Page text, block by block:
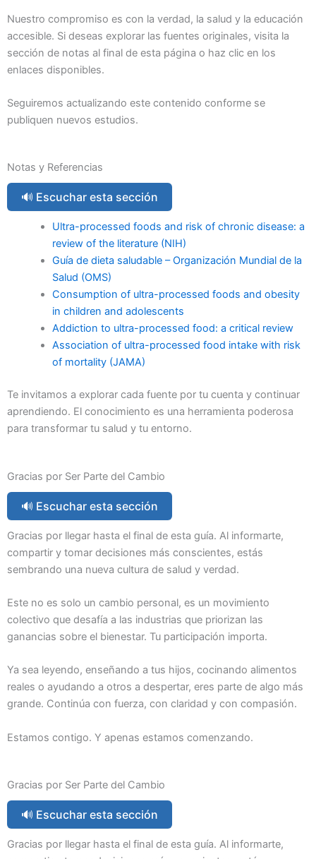
Nuestro compromiso es con la verdad, la salud y la educación
accesible. Si deseas explorar las fuentes originales, visita la
sección de notas al final de esta página o haz clic en los
enlaces disponibles.
Seguiremos actualizando este contenido conforme se
publiquen nuevos estudios.
Notas y Referencias
🔊 Escuchar esta sección
Ultra-processed foods and risk of chronic disease: a
review of the literature (NIH)
Guía de dieta saludable – Organización Mundial de la
Salud (OMS)
Consumption of ultra-processed foods and obesity
in children and adolescents
Addiction to ultra-processed food: a critical review
Association of ultra-processed food intake with risk
of mortality (JAMA)
Te invitamos a explorar cada fuente por tu cuenta y continuar
aprendiendo. El conocimiento es una herramienta poderosa
para transformar tu salud y tu entorno.
Gracias por Ser Parte del Cambio
🔊 Escuchar esta sección
Gracias por llegar hasta el final de esta guía. Al informarte,
compartir y tomar decisiones más conscientes, estás
sembrando una nueva cultura de salud y verdad.
Este no es solo un cambio personal, es un movimiento
colectivo que desafía a las industrias que priorizan las
ganancias sobre el bienestar. Tu participación importa.
Ya sea leyendo, enseñando a tus hijos, cocinando alimentos
reales o ayudando a otros a despertar, eres parte de algo más
grande. Continúa con fuerza, con claridad y con compasión.
Estamos contigo. Y apenas estamos comenzando.
Gracias por Ser Parte del Cambio
🔊 Escuchar esta sección
Gracias por llegar hasta el final de esta guía. Al informarte,